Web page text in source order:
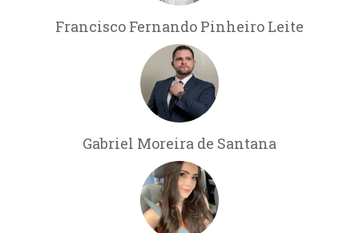
Francisco Fernando Pinheiro Leite
Gabriel Moreira de Santana